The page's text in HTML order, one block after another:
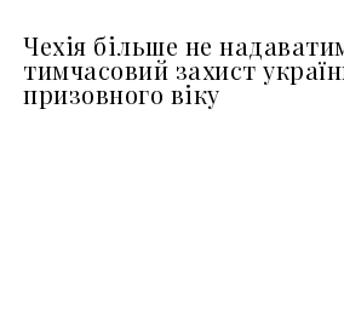
Чехія більше не
тимчасовий захист
призовного віку